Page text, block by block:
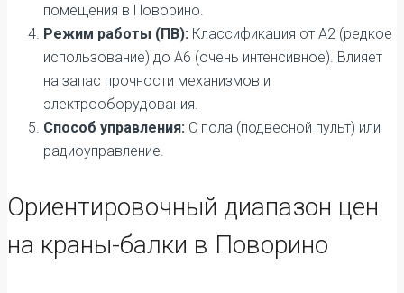
помещения в Поворино.
Режим работы (ПВ): Классификация от А2 (редкое
использование) до А6 (очень интенсивное). Влияет
на запас прочности механизмов и
электрооборудования.
Способ управления: С пола (подвесной пульт) или
радиоуправление.
Ориентировочный диапазон цен
на краны-балки в Поворино